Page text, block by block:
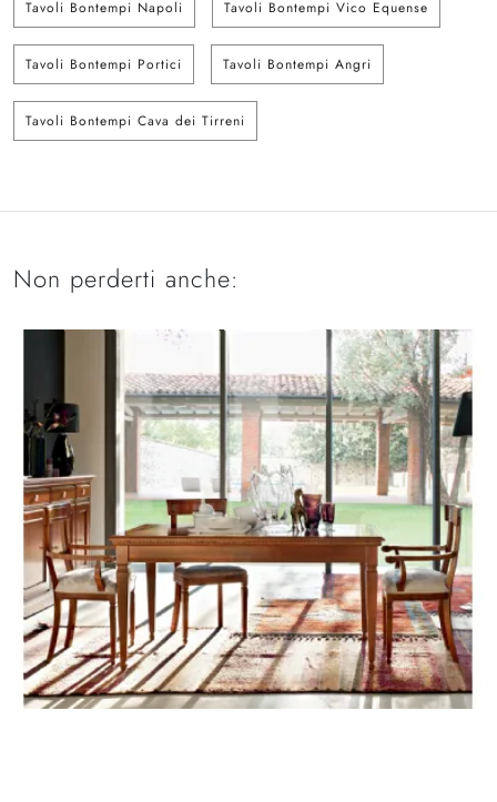
Tavoli Bontempi Napoli Tavoli Bontempi Vico Equense
Tavoli Bontempi Portici Tavoli Bontempi Angri
Tavoli Bontempi Cava dei Tirreni
Non perderti anche: